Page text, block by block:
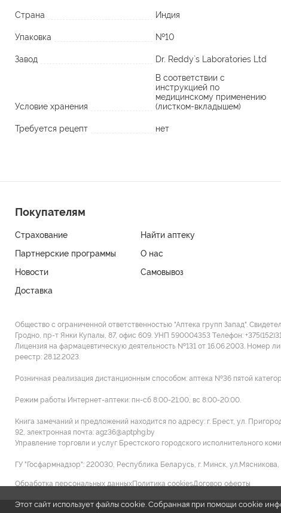
Страна Индия
Упаковка №10
Завод Dr. Reddy`s Laboratories Ltd
Условие хранения
В соответствии с
инструкцией по
медицинскому применению
(листком-вкладышем)
Требуется рецепт нет
Покупателям
Страхование
Найти аптеку
Партнерские программы
О нас
Новости
Самовывоз
Доставка
Общество с ограниченной ответственностью "Аптека групп Запад".
Гродно, пр-т Янки Купалы, 87, офис 609. УНП 590004353 Tелефон:
Лицензия на фармацевтическую деятельность №131 от 16.06.2003. Номер
реестр: 28.12.2023.
Розничная реализация дистанционным способом: аптека №36 пятой
Режим работы Интернет-аптеки: пн-сб 8:00-21:00, вс 8:00-20:00.
Книга замечаний и предложений находится по адресу: г. Брест, ул.
92, электронная почта: agz36@aptphg.by
Управление торговли и услуг Брестского городского исполнительного
ГУ "Госфармнадзор": 220030, Республика Беларусь, г. Минск,
Обработка персональных данныхПолитика cookiesДоговор оферты
Этот сайт использует файлы cookie. Собранная при помощи cookie